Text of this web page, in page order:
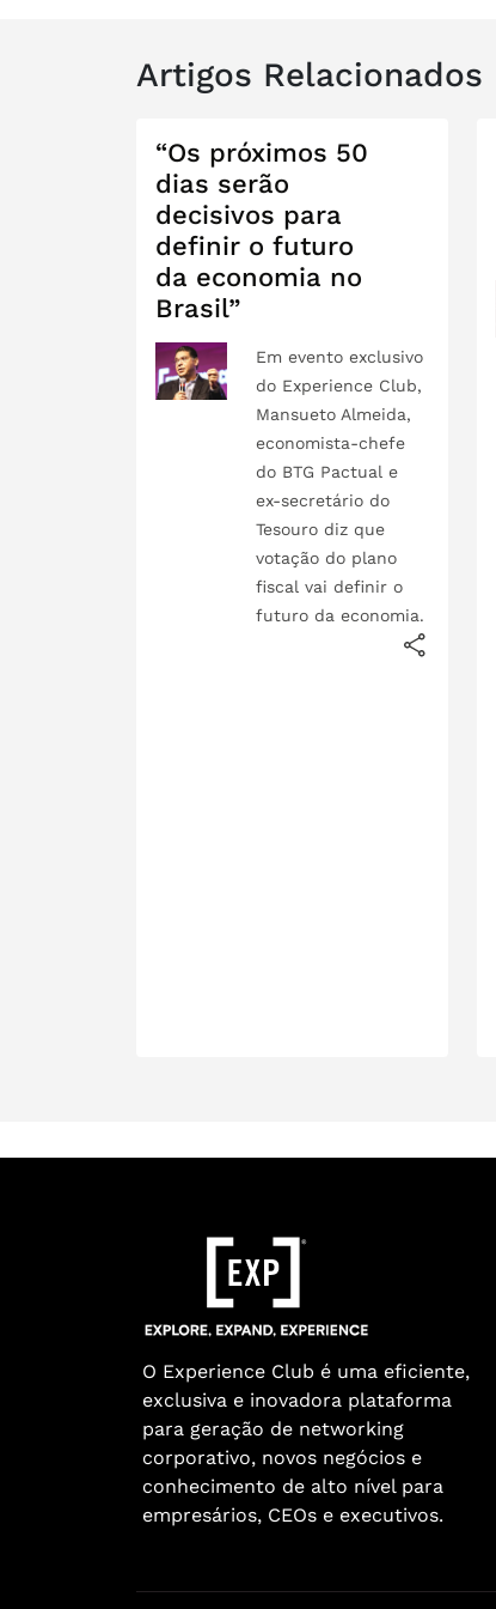
Artigos Relacionados
“Os próximos 50
dias serão
decisivos para
definir o futuro
da economia no
Brasil”
Em evento exclusivo
do Experience Club,
Mansueto Almeida,
economista-chefe
do BTG Pactual e
ex-secretário do
Tesouro diz que
votação do plano
fiscal vai definir o
futuro da economia.
O Experience Club é uma eficiente,
exclusiva e inovadora plataforma
para geração de networking
corporativo, novos negócios e
conhecimento de alto nível para
empresários, CEOs e executivos.